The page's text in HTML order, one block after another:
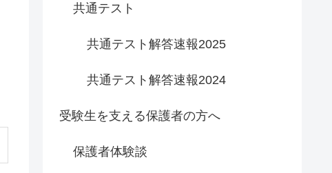
共通テスト
共通テスト解答速報2025
共通テスト解答速報2024
受験生を支える保護者の方へ
保護者体験談